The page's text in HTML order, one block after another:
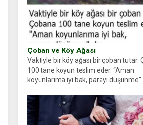
Çoban ve Köy Ağası
Vaktiyle bir köy ağası bir çoban tutar.
100 tane koyun teslim eder. “Aman
koyunlarıma iyi bak, parayı düşünme”